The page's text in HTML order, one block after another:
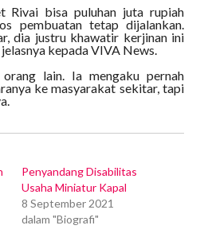
Rivai bisa puluhan juta rupiah
pembuatan tetap dijalankan.
dia justru khawatir kerjinan ini
kepada VIVA News.
lain. Ia mengaku pernah
ke masyarakat sekitar, tapi
Penyandang Disabilitas
Usaha Miniatur Kapal
8 September 2021
dalam "Biografi"